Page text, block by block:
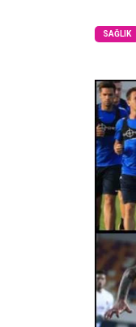
SAĞLIK